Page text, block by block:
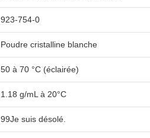
923-754-0
Poudre cristalline blanche
50 à 70 °C (éclairée)
1.18 g/mL à 20°C
99Je suis désolé.